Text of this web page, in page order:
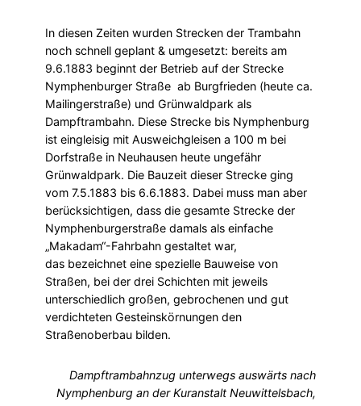
In diesen Zeiten wurden Strecken der Trambahn
noch schnell geplant & umgesetzt: bereits am
9.6.1883 beginnt der Betrieb auf der Strecke
Nymphenburger Straße ab Burgfrieden (heute ca.
Mailingerstraße) und Grünwaldpark als
Dampftrambahn. Diese Strecke bis Nymphenburg
ist eingleisig mit Ausweichgleisen a 100 m bei
Dorfstraße in Neuhausen heute ungefähr
Grünwaldpark. Die Bauzeit dieser Strecke ging
vom 7.5.1883 bis 6.6.1883. Dabei muss man aber
berücksichtigen, dass die gesamte Strecke der
Nymphenburgerstraße damals als einfache
„Makadam“-Fahrbahn gestaltet war,
das bezeichnet eine spezielle Bauweise von
Straßen, bei der drei Schichten mit jeweils
unterschiedlich großen, gebrochenen und gut
verdichteten Gesteinskörnungen den
Straßenoberbau bilden.
Dampftrambahnzug unterwegs auswärts nach
Nymphenburg an der Kuranstalt Neuwittelsbach,